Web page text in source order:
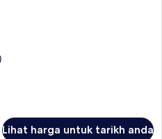
Lihat harga untuk tarikh anda